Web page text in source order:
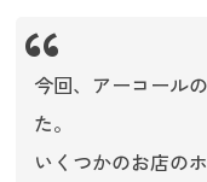
今回、アーコール
た。
いくつかのお店の